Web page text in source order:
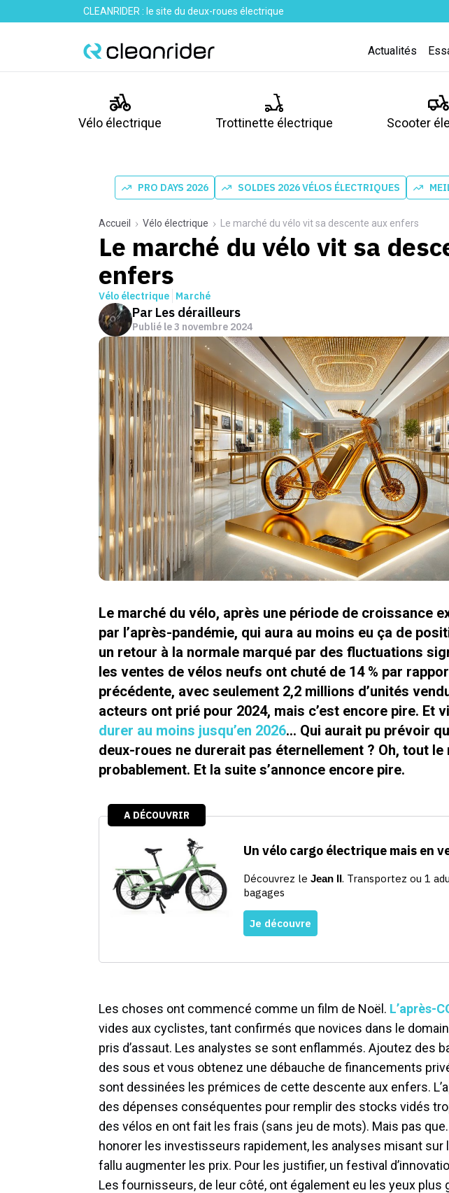
CLEANRIDER : le site du deux-roues électrique
Actualités
Vélo électrique Trottinette électrique Scooter
PRO DAYS 2026 SOLDES 2026 VÉLOS ÉLECTRIQUES
Accueil Vélo électrique Le marché du vélo vit sa descente aux enfers
Le marché du vélo vit sa
enfers
Vélo électrique Marché
Par Les dérailleurs
Publié le3 novembre 2024
Le marché du vélo, après une période de croissance
par l’après-pandémie, qui aura au moins eu ça de
un retour à la normale marqué par des fluctuations
les ventes de vélos neufs ont chuté de 14 % par
précédente, avec seulement 2,2 millions d’unités
acteurs ont prié pour 2024, mais c’est encore pire. Et
durer au moins jusqu’en 2026… Qui aurait pu prévoir
deux-roues ne durerait pas éternellement ? Oh, tout le
probablement. Et la suite s’annonce encore pire.
Les choses ont commencé comme un film de Noël. L’après-
vides aux cyclistes, tant confirmés que novices dans le
pris d’assaut. Les analystes se sont enflammés. Ajoutez des
des sous et vous obtenez une débauche de financements
sont dessinées les prémices de cette descente aux enfers.
des dépenses conséquentes pour remplir des stocks vidés
des vélos en ont fait les frais (sans jeu de mots). Mais pas
honorer les investisseurs rapidement, les analyses misant sur
fallu augmenter les prix. Pour les justifier, un festival
Les fournisseurs, de leur côté, ont également eu les yeux plus